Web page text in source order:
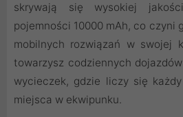
skrywają się wysokiej
pojemności 10000 mAh, co czyni
mobilnych rozwiązań w swojej
towarzysz codziennych
wycieczek, gdzie liczy się
miejsca w ekwipunku.